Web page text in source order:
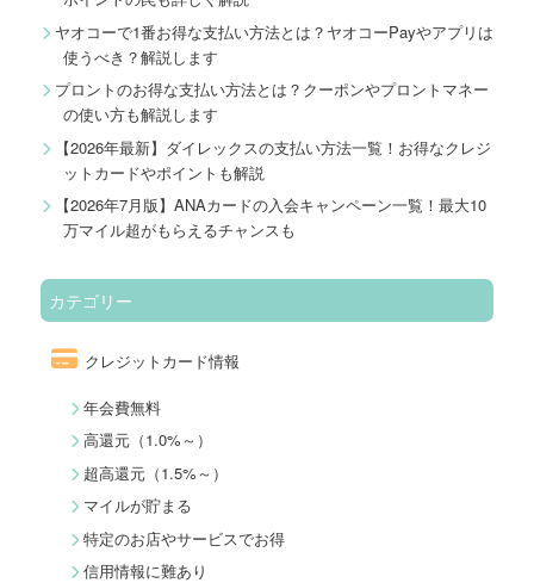
ヤオコーで1番お得な支払い方法とは？ヤオコーPayやアプリは
使うべき？解説します
プロントのお得な支払い方法とは？クーポンやプロントマネー
の使い方も解説します
【2026年最新】ダイレックスの支払い方法一覧！お得なクレジ
ットカードやポイントも解説
【2026年7月版】ANAカードの入会キャンペーン一覧！最大10
万マイル超がもらえるチャンスも
カテゴリー
クレジットカード情報
年会費無料
高還元（1.0%～）
超高還元（1.5%～）
マイルが貯まる
特定のお店やサービスでお得
信用情報に難あり